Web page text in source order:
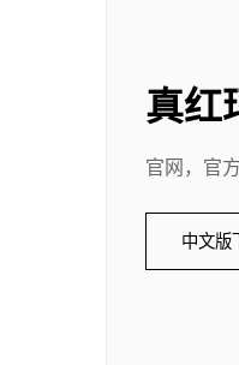
真红
官网，官
中文版